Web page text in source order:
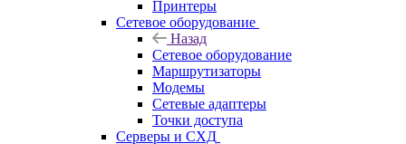
Принтеры
Сетевое оборудование
Назад
Сетевое оборудование
Маршрутизаторы
Модемы
Сетевые адаптеры
Точки доступа
Серверы и СХД